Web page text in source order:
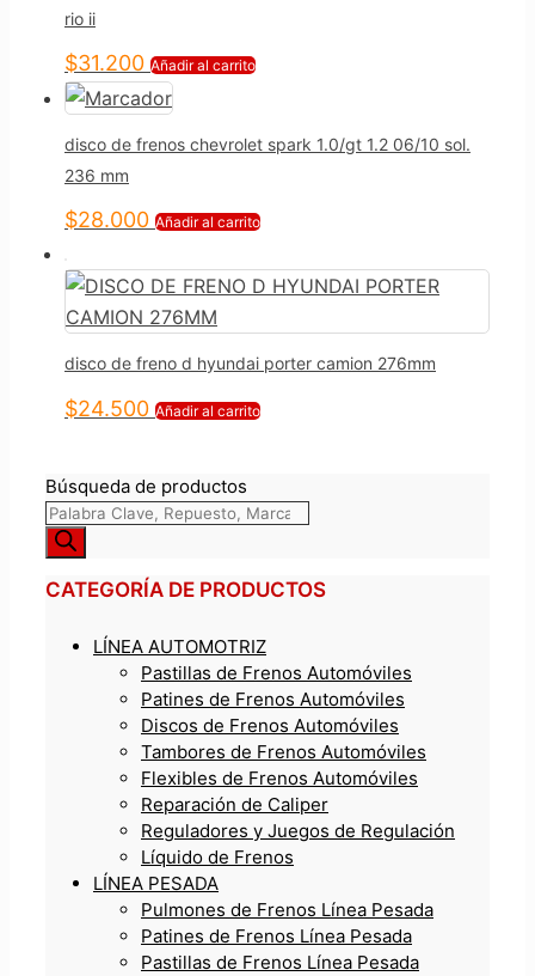
rio ii
$31.200 Añadir al carrito
disco de frenos chevrolet spark 1.0/gt 1.2 06/10 sol.
236 mm
$28.000 Añadir al carrito
disco de freno d hyundai porter camion 276mm
$24.500 Añadir al carrito
Búsqueda de productos
CATEGORÍA DE PRODUCTOS
LÍNEA AUTOMOTRIZ
Pastillas de Frenos Automóviles
Patines de Frenos Automóviles
Discos de Frenos Automóviles
Tambores de Frenos Automóviles
Flexibles de Frenos Automóviles
Reparación de Caliper
Reguladores y Juegos de Regulación
Líquido de Frenos
LÍNEA PESADA
Pulmones de Frenos Línea Pesada
Patines de Frenos Línea Pesada
Pastillas de Frenos Línea Pesada